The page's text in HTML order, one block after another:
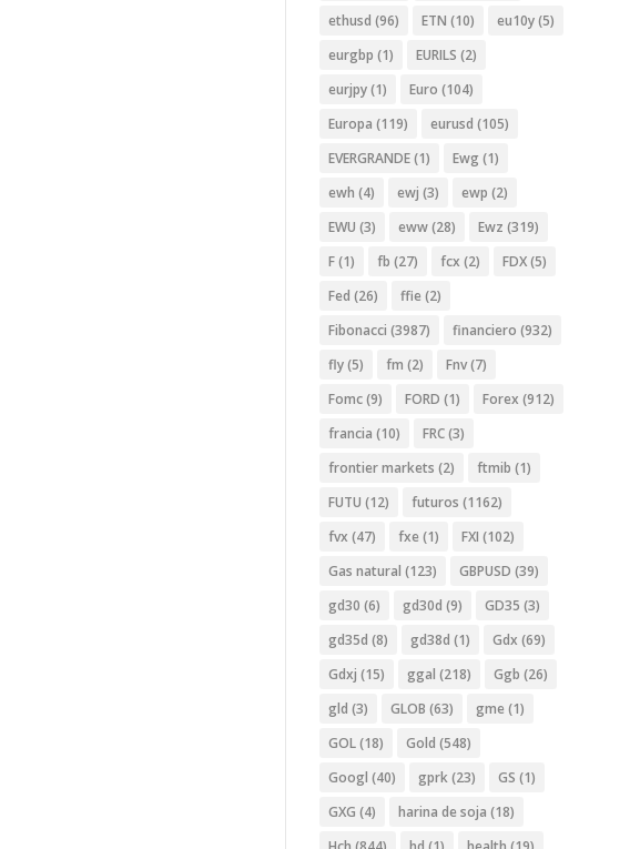
ethusd (96) ETN (10) eu10y(5)
eurgbp (1) EURILS (2)
eurjpy(1) Euro (104)
Europa (119) eurusd (105)
EVERGRANDE(1) Ewg (1)
ewh (4) ewj (3) ewp (2)
EWU (3) eww(28) Ewz (319)
F(1) fb (27) fcx (2) FDX(5)
Fed (26) ffie (2)
Fibonacci (3987) financiero (932)
fly(5) fm (2) Fnv(7)
Fomc(9) FORD (1) Forex (912)
francia (10) FRC(3)
frontier markets (2) ftmib (1)
FUTU (12) futuros (1162)
fvx (47) fxe (1) FXI (102)
Gas natural (123) GBPUSD (39)
gd30 (6) gd30d (9) GD35 (3)
gd35d (8) gd38d (1) Gdx (69)
Gdxj (15) ggal (218) Ggb (26)
gld (3) GLOB (63) gme (1)
GOL(18) Gold (548)
Googl (40) gprk(23) GS (1)
GXG (4) harina de soja (18)